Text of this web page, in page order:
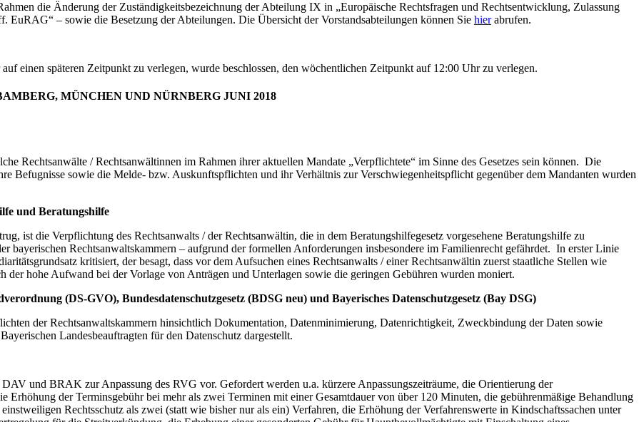
die Änderung der Zuständigkeitsbezeichnung der Abteilung IX in „Europäische Rechtsfragen und Rechtsentwicklung, Zulassung
EuRAG“ – sowie die Besetzung der Abteilungen. Die Übersicht der Vorstandsabteilungen können Sie hierabrufen.
einen späteren Zeitpunkt zu verlegen, wurde beschlossen, den wöchentlichen Zeitpunkt auf 12:00 Uhr zu verlegen.
MÜNCHEN UND NÜRNBERG JUNI 2018
Rechtsanwälte / Rechtsanwältinnen im Rahmen ihrer aktuellen Mandate „Verpflichtete“ im Sinne des Gesetzes sein können. Die
Befugnisse sowie die Melde- bzw. Auskunftspflichten und ihr Verhältnis zur Verschwiegenheitspflicht gegenüber dem Mandanten wurden
und Beratungshilfe
ist die Verpflichtung des Rechtsanwalts / der Rechtsanwältin, die in dem Beratungshilfegesetz vorgesehene Beratungshilfe zu
bayerischen Rechtsanwaltskammern – aufgrund der formellen Anforderungen insbesondere im Familienrecht gefährdet. In erster Linie
kritisiert, der besagt, dass vor dem Aufsuchen eines Rechtsanwalts / einer Rechtsanwältin zuerst staatliche Stellen wie
der hohe Aufwand bei der Vorlage von Anträgen und Unterlagen sowie die geringen Gebühren wurden moniert.
(DS-GVO), Bundesdatenschutzgesetz (BDSG neu) und Bayerisches Datenschutzgesetz (Bay DSG)
der Rechtsanwaltskammern hinsichtlich Dokumentation, Datenminimierung, Datenrichtigkeit, Zweckbindung der Daten sowie
Landesbeauftragten für den Datenschutz dargestellt.
und BRAK zur Anpassung des RVG vor. Gefordert werden u.a. kürzere Anpassungszeiträume, die Orientierung der
der Terminsgebühr bei mehr als zwei Terminen mit einer Gesamtdauer von über 120 Minuten, die gebührenmäßige Behandlung
Rechtsschutz als zwei (statt wie bisher nur als ein) Verfahren, die Erhöhung der Verfahrenswerte in Kindschaftssachen unter